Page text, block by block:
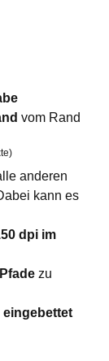
vom Rand
anderen
kann es
dpi im
zu
eingebettet